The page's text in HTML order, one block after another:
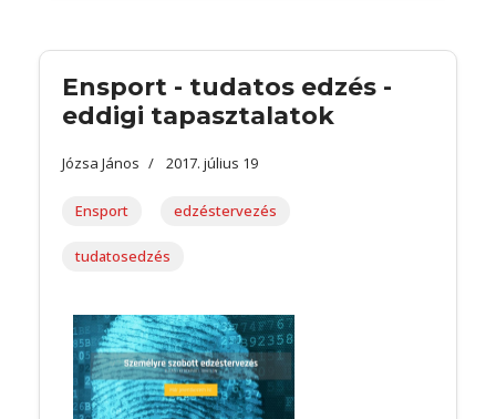
Ensport - tudatos edzés -
eddigi tapasztalatok
Józsa János 2017. július 19
Ensport edzéstervezés
tudatosedzés